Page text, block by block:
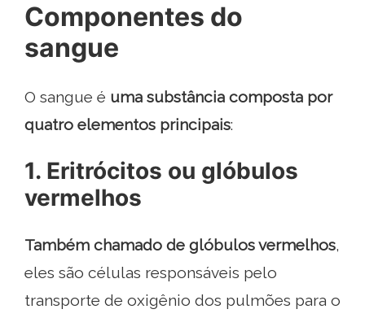
Componentes do
sangue
O sangue é uma substância composta por
quatro elementos principais:
1. Eritrócitos ou glóbulos
vermelhos
Também chamado de glóbulos vermelhos,
eles são células responsáveis ​​pelo
transporte de oxigênio dos pulmões para o